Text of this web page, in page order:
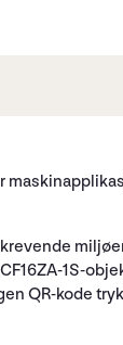
1S-
QR-kode